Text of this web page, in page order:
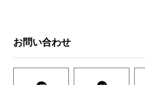
お問い合わせ